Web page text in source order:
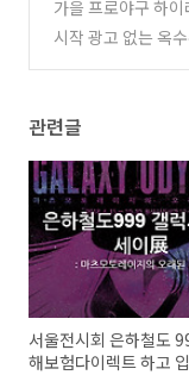
(4)
가을 프로야구 하
에서도 보자 (2)
시작 광고 없는 옥
관련글
서울전시회 은하철도
해보험다이렉트 하고